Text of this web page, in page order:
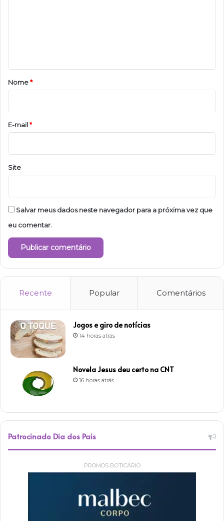
r
o
*
Nome*
E-mail*
Site
Salvar meus dados neste navegador para a próxima vez que
eu comentar.
Recente Popular Comentários
Jogos e giro de notícias
14 horas atrás
Novela Jesus deu certo na CNT
16 horas atrás
Patrocinado Dia dos Pais
PROMOS BOTICÁRIO